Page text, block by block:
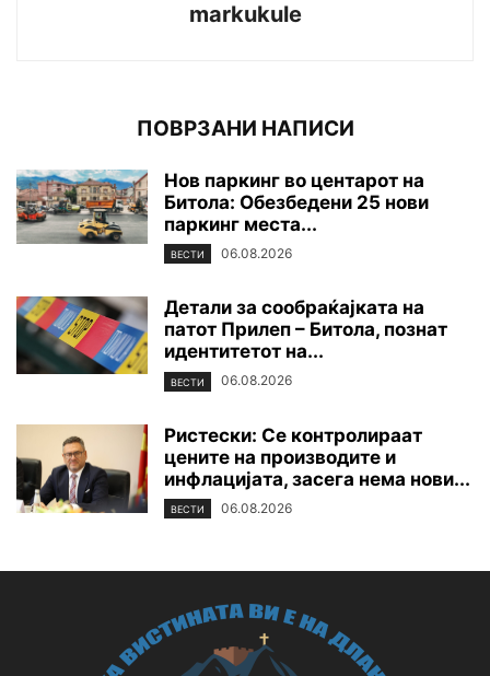
markukule
ПОВРЗАНИ НАПИСИ
Нов паркинг во центарот на
Битола: Обезбедени 25 нови
паркинг места...
ВЕСТИ 06.08.2026
Детали за сообраќајката на
патот Прилеп – Битола, познат
идентитетот на...
ВЕСТИ 06.08.2026
Ристески: Се контролираат
цените на производите и
инфлацијата, засега нема нови...
ВЕСТИ 06.08.2026